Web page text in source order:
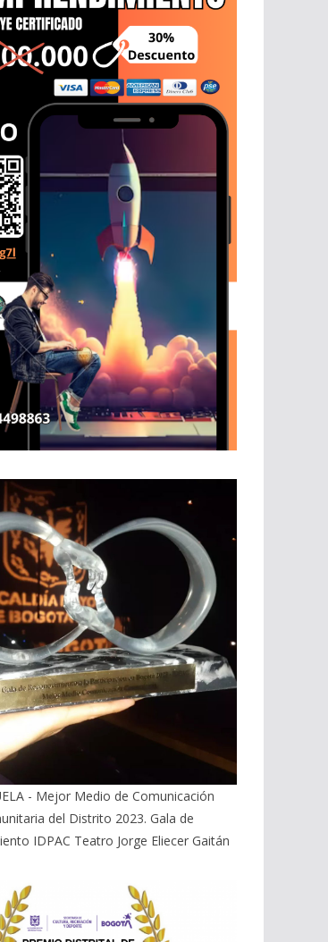
- Mejor Medio de Comunicación
del Distrito 2023. Gala de
IDPAC Teatro Jorge Eliecer Gaitán